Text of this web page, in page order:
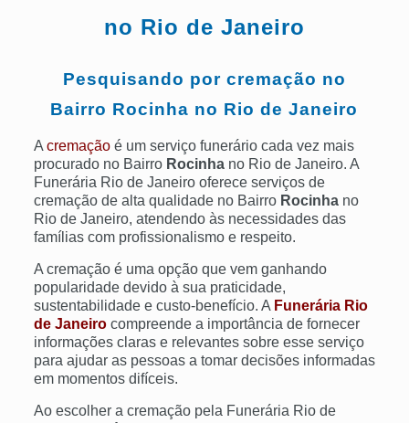
no Rio de Janeiro
Pesquisando por cremação no
Bairro Rocinha no Rio de Janeiro
A cremaçãoé um serviço funerário cada vez mais
procurado no Bairro Rocinhano Rio de Janeiro. A
Funerária Rio de Janeiro oferece serviços de
cremação de alta qualidade no Bairro Rocinhano
Rio de Janeiro, atendendo às necessidades das
famílias com profissionalismo e respeito.
A cremação é uma opção que vem ganhando
popularidade devido à sua praticidade,
sustentabilidade e custo-benefício. A Funerária Rio
de Janeirocompreende a importância de fornecer
informações claras e relevantes sobre esse serviço
para ajudar as pessoas a tomar decisões informadas
em momentos difíceis.
Ao escolher a cremação pela Funerária Rio de